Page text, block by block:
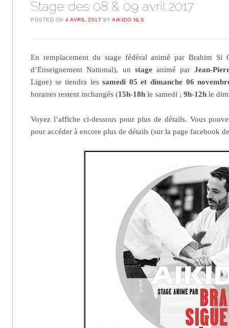
Stage des 08 & 09 avril 2017
POSTED ON4 AVRIL 2017 BYAIKIDO NLS
En remplacement du stage fédéral animé par Brahim Si
d’Enseignement National), un stageanimé parJean-
Ligue) se tiendra lessamedi 05 et dimanche 06
horaires restent inchangés (15h-18h le samedi ;9h-12h le
Voyez l’affiche ci-dessous pour plus de détails. Vous
pour accéder à encore plus de détails (sur la page facebook